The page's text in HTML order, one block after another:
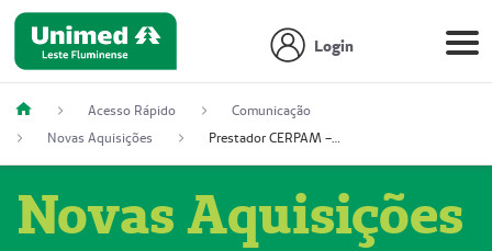
Login
Acesso Rápido
Comunicação
Novas Aquisições
Prestador CERPAM – Centro de Reabilitação S/S Ltda-ME (52004274-8)
Novas Aquisições